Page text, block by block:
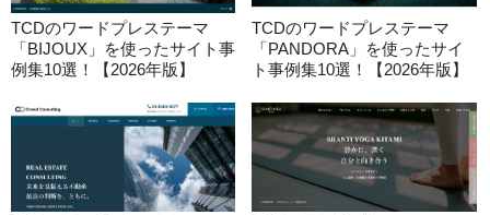
TCDのワードプレステーマ
「BIJOUX」を使ったサイト事
例集10選！【2026年版】
TCDのワードプレステーマ
「PANDORA」を使ったサイ
ト事例集10選！【2026年版】